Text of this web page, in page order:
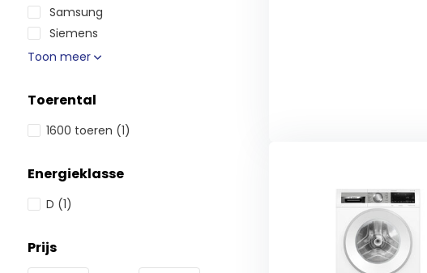
Samsung
Siemens
Toon meer
Toerental
1600 toeren (1)
Energieklasse
D (1)
Prijs